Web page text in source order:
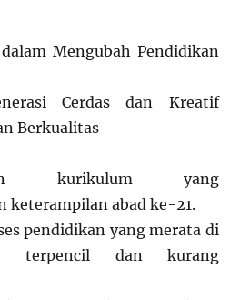
Mengubah Pendidikan
Cerdas dan Kreatif
Berkualitas
kurikulum yang
keterampilan abad ke-21.
pendidikan yang merata di
terpencil dan kurang